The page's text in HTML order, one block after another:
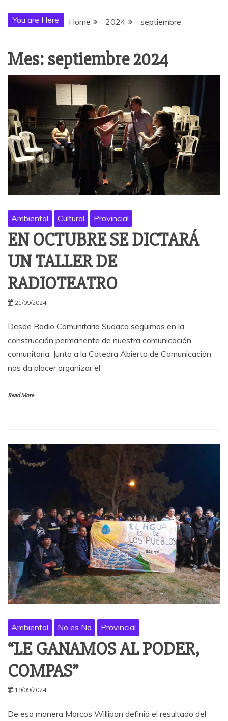
You are Here Home 2024 septiembre
Mes: septiembre 2024
Ambiental Cultural Provincial
EN OCTUBRE SE DICTARÁ
UN TALLER DE
RADIOTEATRO
21/09/2024
Desde Radio Comunitaria Sudaca seguimos en la
construcción permanente de nuestra comunicación
comunitaria. Junto a la Cátedra Abierta de Comunicación
nos da placer organizar el
Read More
Ambiental No es No Provincial
“LE GANAMOS AL PODER,
COMPAS”
19/09/2024
De esa manera Marcos Willipan definió el resultado del